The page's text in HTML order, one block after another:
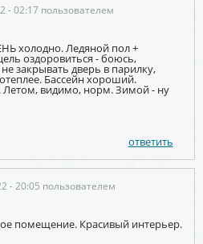
- 02:17 пользователем
холодно. Ледяной пол +
оздоровиться - боюсь,
закрывать дверь в парилку,
Бассейн хороший.
видимо, норм. Зимой - ну
ответить
- 20:05 пользователем
помещение. Красивый интерьер.